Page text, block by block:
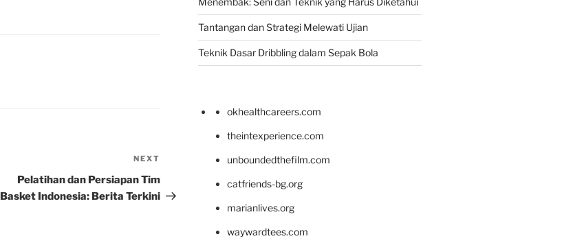
Post
NEXT
Pelatihan dan Persiapan Tim
Basket Indonesia: Berita Terkini
Tantangan dan Strategi Melewati Ujian
Teknik Dasar Dribbling dalam Sepak Bola
okhealthcareers.com
theintexperience.com
unboundedthefilm.com
catfriends-bg.org
marianlives.org
waywardtees.com